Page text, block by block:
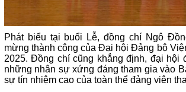
Phát biểu tại buổi Lễ, đồng chí Ngô
mừng thành công của Đại hội Đảng bộ
2025. Đồng chí cũng khẳng định, đại hội
những nhân sự xứng đáng tham gia vào
sự tín nhiệm cao của toàn thể đảng viên